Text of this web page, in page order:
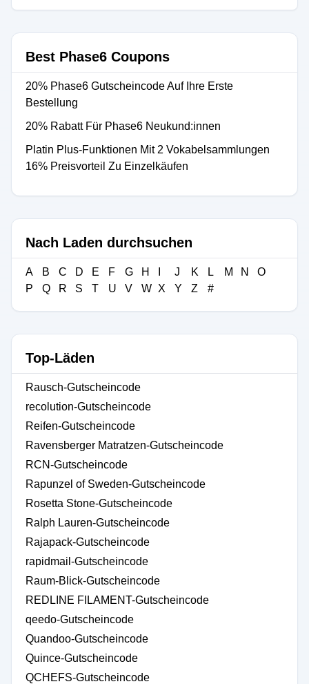
Best Phase6 Coupons
20% Phase6 Gutscheincode Auf Ihre Erste
Bestellung
20% Rabatt Für Phase6 Neukund:innen
Platin Plus-Funktionen Mit 2 Vokabelsammlungen
16% Preisvorteil Zu Einzelkäufen
Nach Laden durchsuchen
A B C D E F G H J K L M N
O
P
Q R S T U V W X Y Z #
Top-Läden
Rausch-Gutscheincode
recolution-Gutscheincode
Reifen-Gutscheincode
Ravensberger Matratzen-Gutscheincode
RCN-Gutscheincode
Rapunzel of Sweden-Gutscheincode
Rosetta Stone-Gutscheincode
Ralph Lauren-Gutscheincode
Rajapack-Gutscheincode
rapidmail-Gutscheincode
Raum-Blick-Gutscheincode
REDLINE FILAMENT-Gutscheincode
qeedo-Gutscheincode
Quandoo-Gutscheincode
Quince-Gutscheincode
QCHEFS-Gutscheincode